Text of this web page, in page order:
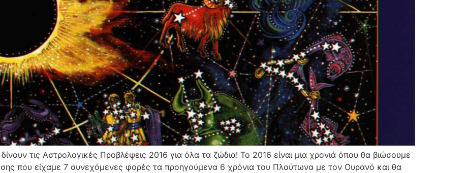
τις Αστρολογικές Προβλέψεις 2016 για όλα τα ζώδια! Το 2016 είναι μια χρονιά όπου θα βιώσουμε
που είχαμε 7 συνεχόμενες φορές τα προηγούμενα 6 χρόνια του Πλούτωνα με τον Ουρανό και θα